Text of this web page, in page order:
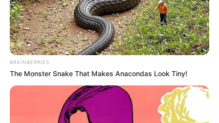
BRAINBERRIES
The Monster Snake That Makes Anacondas Look Tiny!